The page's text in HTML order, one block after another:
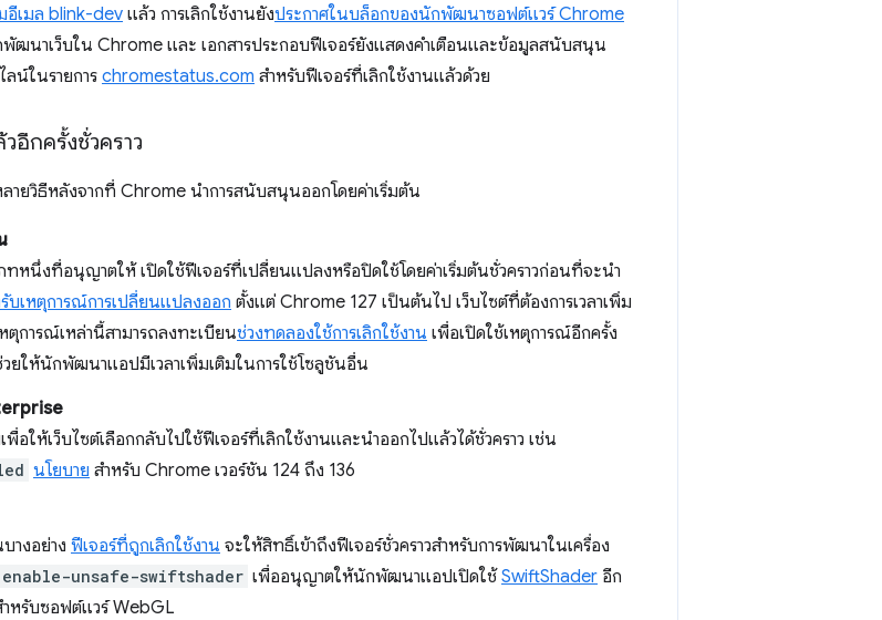
อีเมล blink-devแล้ว การเลิกใช้งานยังประกาศในบล็อกของนักพัฒนาซอฟต์แวร์ Chrome
ฒนาเว็บใน Chrome และ เอกสารประกอบฟีเจอร์ยังแสดงคำเตือนและข้อมูลสนับสนุน
น์ในรายการ chromestatus.com สำหรับฟีเจอร์ที่เลิกใช้งานแล้วด้วย
อีกครั้งชั่วคราว
ลายวิธีหลังจากที่ Chrome นำการสนับสนุนออกโดยค่าเริ่มต้น
ทหนึ่งที่อนุญาตให้ เปิดใช้ฟีเจอร์ที่เปลี่ยนแปลงหรือปิดใช้โดยค่าเริ่มต้นชั่วคราวก่อนที่จะนำ
บเหตุการณ์การเปลี่ยนแปลงออก ตั้งแต่ Chrome 127 เป็นต้นไป เว็บไซต์ที่ต้องการเวลาเพิ่ม
การณ์เหล่านี้สามารถลงทะเบียนช่วงทดลองใช้การเลิกใช้งาน เพื่อเปิดใช้เหตุการณ์อีกครั้ง
วยให้นักพัฒนาแอปมีเวลาเพิ่มเติมในการใช้โซลูชันอื่น
พื่อให้เว็บไซต์เลือกกลับไปใช้ฟีเจอร์ที่เลิกใช้งานและนำออกไปแล้วได้ชั่วคราว เช่น
นโยบาย สำหรับ Chrome เวอร์ชัน 124 ถึง 136
างอย่าง ฟีเจอร์ที่ถูกเลิกใช้งาน จะให้สิทธิ์เข้าถึงฟีเจอร์ชั่วคราวสำหรับการพัฒนาในเครื่อง
enable-unsafe-swiftshader เพื่ออนุญาตให้นักพัฒนาแอปเปิดใช้ SwiftShader อีก
หรับซอฟต์แวร์ WebGL